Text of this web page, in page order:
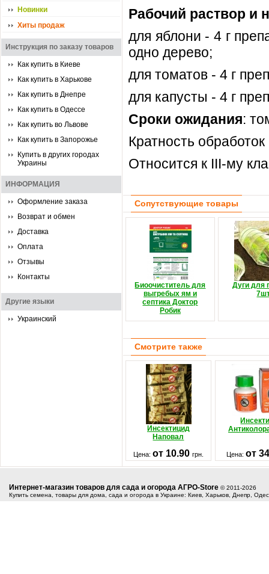
Новинки
Хиты продаж
Инструкция по заказу товаров
Как купить в Киеве
Как купить в Харькове
Как купить в Днепре
Как купить в Одессе
Как купить во Львове
Как купить в Запорожье
Купить в других городах
Украины
ИНФОРМАЦИЯ
Оформление заказа
Возврат и обмен
Доставка
Оплата
Отзывы
Контакты
Другие языки
Украинский
Рабочий раствор и
для яблони - 4 г
одно дерево;
для томатов - 4 г
для капусты - 4 г
Сроки ожидания:
Кратность
Относится к III-му
Сопутствующие товары
Биоочиститель для
выгребых ям и
септика Доктор
Робик
Дуги для
Смотрите также
Инсектицид
Наповал
Цена: от 10.90 грн. Цена:от
Интернет-магазин товаров для сада и огорода АГРО-Store © 2011-2026
Купить семена, товары для дома, сада и огорода в Украине: Киев, Харьков, Днепр,